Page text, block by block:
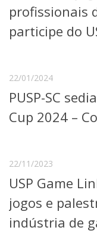
Museus e
Bibliotecas
RH,
Assessorias e
Agenda de
profissionais
participe do
22/01/2024
PUSP-SC
Cup 2024 –
22/11/2023
USP Game
jogos e
indústria de